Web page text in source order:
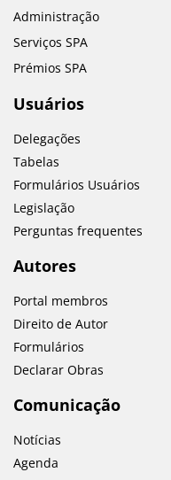
Administração
Serviços SPA
Prémios SPA
Usuários
Delegações
Tabelas
Formulários Usuários
Legislação
Perguntas frequentes
Autores
Portal membros
Direito de Autor
Formulários
Declarar Obras
Comunicação
Notícias
Agenda